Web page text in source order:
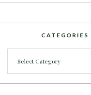
CATEGORIES